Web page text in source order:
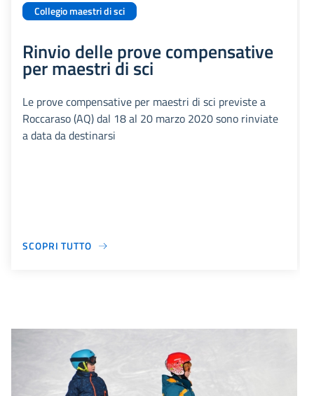
Collegio maestri di sci
Rinvio delle prove compensative
per maestri di sci
Le prove compensative per maestri di sci previste a
Roccaraso (AQ) dal 18 al 20 marzo 2020 sono rinviate
a data da destinarsi
SCOPRI TUTTO